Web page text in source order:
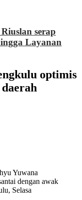
serap
Layanan
optimis
Yuwana
dengan awak
Selasa